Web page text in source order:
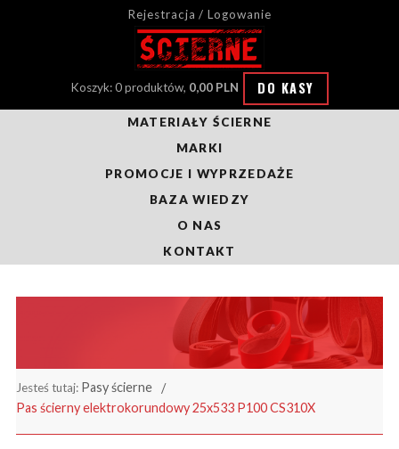
Rejestracja / Logowanie
Koszyk: 0 produktów, 0,00 PLN DO KASY
MATERIAŁY ŚCIERNE
MARKI
PROMOCJE I WYPRZEDAŻE
BAZA WIEDZY
O NAS
KONTAKT
Jesteś tutaj: Pasy ścierne
Pas ścierny elektrokorundowy 25x533 P100 CS310X